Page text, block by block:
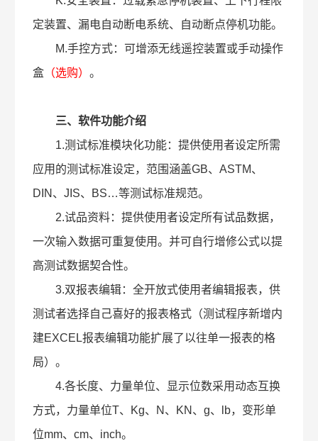
定装置、漏电自动断电系统、自动断点停机功能。
M.手控方式：可增添无线遥控装置或手动操作
盒 （选购）。
三、软件功能介绍
1.测试标准模块化功能：提供使用者设定所需
应用的测试标准设定，范围涵盖GB、ASTM、
DIN、JIS、BS…等测试标准规范。
2.试品资料：提供使用者设定所有试品数据，
一次输入数据可重复使用。并可自行增修公式以提
高测试数据契合性。
3.双报表编辑：全开放式使用者编辑报表，供
测试者选择自己喜好的报表格式（测试程序新增内
建EXCEL报表编辑功能扩展了以往单一报表的格
局）。
4.各长度、力量单位、显示位数采用动态互换
方式，力量单位T、Kg、N、KN、g、lb，变形单
位mm、cm、inch。